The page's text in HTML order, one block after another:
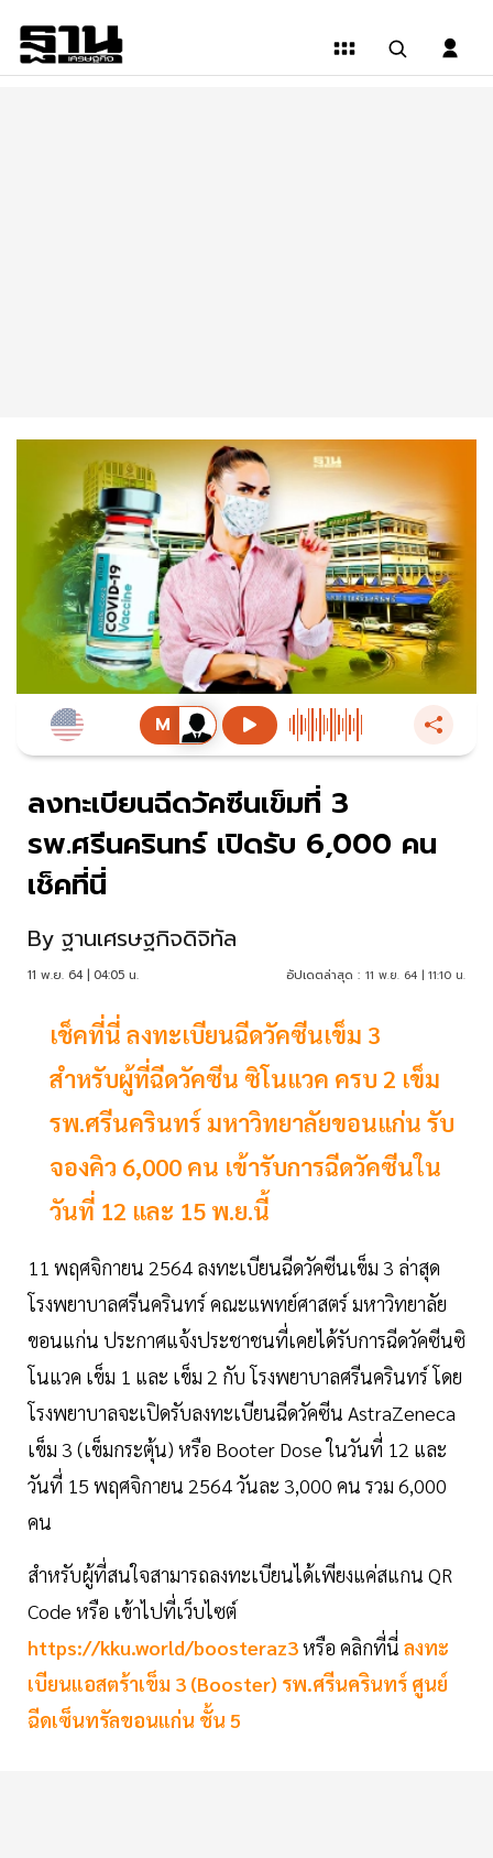
ลงทะเบียนฉีดวัคซีนเข็มที่ 3
รพ.ศรีนครินทร์ เปิดรับ 6,000 คน
เช็คที่นี่
By ฐานเศรษฐกิจดิจิทัล
11 พ.ย. 64 | 04:05 น. อัปเดตล่าสุด : 11 พ.ย. 64 | 11:10 น.
เช็คที่นี่ ลงทะเบียนฉีดวัคซีนเข็ม 3
สำหรับผู้ที่ฉีดวัคซีน ซิโนแวค ครบ 2 เข็ม
รพ.ศรีนครินทร์ มหาวิทยาลัยขอนแก่น รับ
จองคิว 6,000 คน เข้ารับการฉีดวัคซีนใน
วันที่ 12 และ 15 พ.ย.นี้
11 พฤศจิกายน 2564 ลงทะเบียนฉีดวัคซีนเข็ม 3 ล่าสุด
โรงพยาบาลศรีนครินทร์ คณะแพทย์ศาสตร์ มหาวิทยาลัย
ขอนแก่น ประกาศแจ้งประชาชนที่เคยได้รับการฉีดวัคซีนซิ
โนแวค เข็ม 1 และ เข็ม 2 กับ โรงพยาบาลศรีนครินทร์ โดย
โรงพยาบาลจะเปิดรับลงทะเบียนฉีดวัคซีน AstraZeneca
เข็ม 3 (เข็มกระตุ้น) หรือ Booter Dose ในวันที่ 12 และ
วันที่ 15 พฤศจิกายน 2564 วันละ 3,000 คน รวม 6,000
คน
สำหรับผู้ที่สนใจสามารถลงทะเบียนได้เพียงแค่สแกน QR
Code หรือ เข้าไปที่เว็บไซต์
https://kku.world/boosteraz3หรือ คลิกที่นี่ ลงทะ
เบียนแอสตร้าเข็ม 3 (Booster) รพ.ศรีนครินทร์ ศูนย์
ฉีดเซ็นทรัลขอนแก่น ชั้น 5